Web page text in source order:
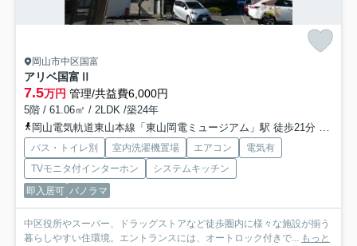
岡山市中区国富
アリベ国富Ⅱ
7.5万円 管理/共益費6,000円
5階 / 61.06㎡ / 2LDK /築24年
岡山電気軌道東山本線「東山岡電ミュージアム」駅 徒歩21分
岡山
バス・トイレ別 室内洗濯機置場 エアコン
電気有
TVモニタ付インターホン
システムキッチン
即入居可 パノラマ
中区役所やスーパー、ドラッグストアなど徒歩圏内に様々な施設が揃う
暮らしやすい住環境。エントランスには、オートロック付きで... もっと